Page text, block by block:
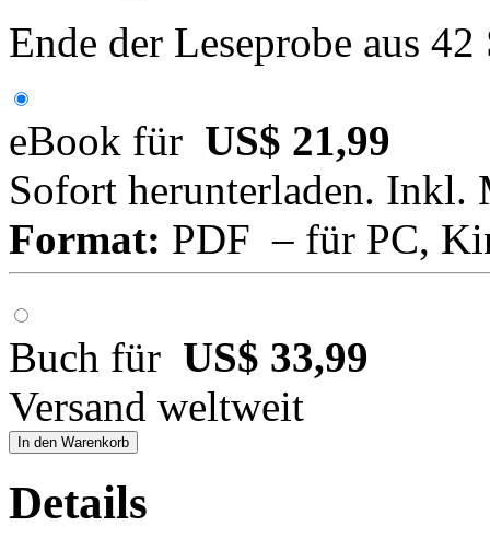
Ende der Leseprobe aus
eBook für US$ 21,99
Sofort herunterladen. Inkl.
Format: PDF – für PC,
Buch für US$ 33,99
Versand weltweit
In den Warenkorb
Details